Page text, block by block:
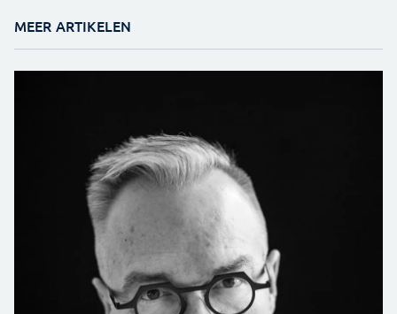
MEER ARTIKELEN